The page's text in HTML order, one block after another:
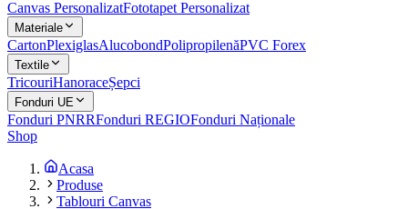
Canvas PersonalizatFototapet Personalizat
Materiale
CartonPlexiglasAlucobondPolipropilenăPVC Forex
Textile
TricouriHanoraceȘepci
Fonduri UE
Fonduri PNRRFonduri REGIOFonduri Naționale
Shop
Acasa
Produse
Tablouri Canvas